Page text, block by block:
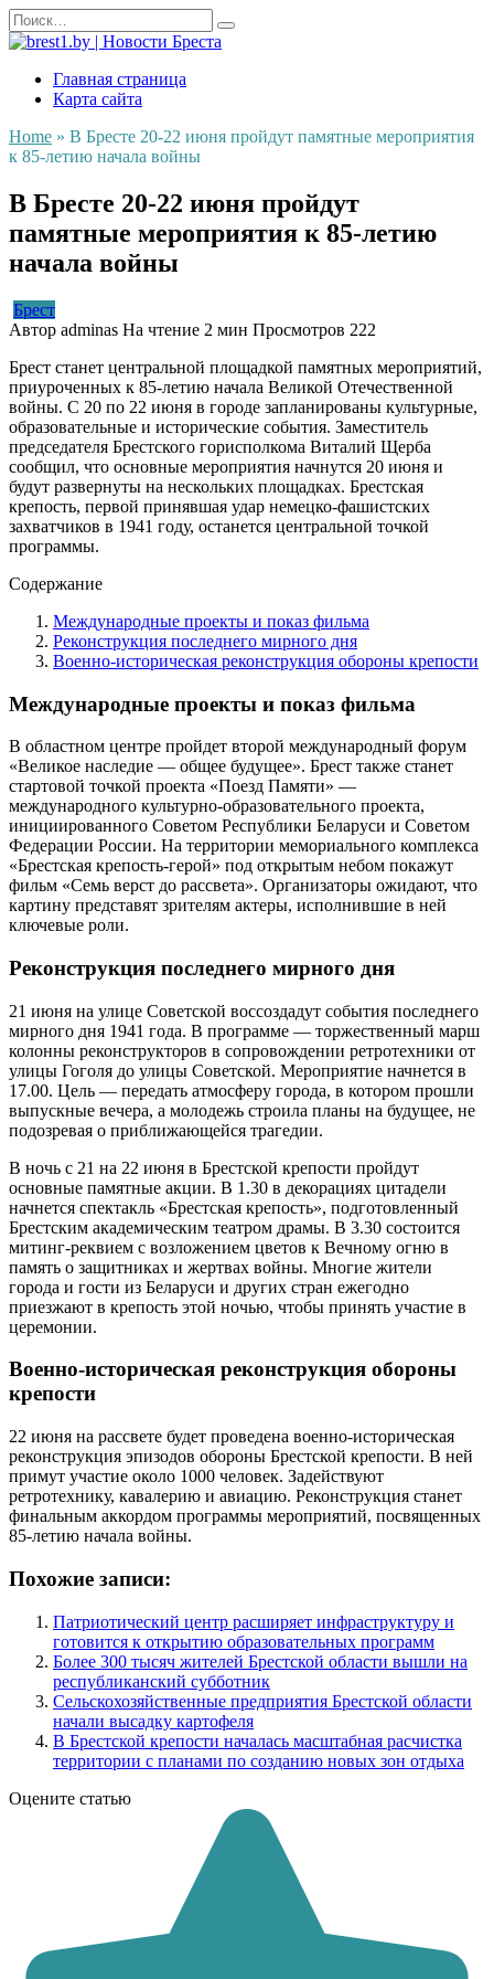
Перейти
к
содержанию
Search
for:
Главная страница
Карта сайта
Home » В Бресте 20-22 июня пройдут памятные мероприятия
к 85-летию начала войны
В Бресте 20-22 июня пройдут
памятные мероприятия к 85-летию
начала войны
Брест
Автор adminas На чтение 2 мин Просмотров 222
Брест станет центральной площадкой памятных мероприятий,
приуроченных к 85-летию начала Великой Отечественной
войны. С 20 по 22 июня в городе запланированы культурные,
образовательные и исторические события. Заместитель
председателя Брестского горисполкома Виталий Щерба
сообщил, что основные мероприятия начнутся 20 июня и
будут развернуты на нескольких площадках. Брестская
крепость, первой принявшая удар немецко-фашистских
захватчиков в 1941 году, останется центральной точкой
программы.
Содержание
Международные проекты и показ фильма
Реконструкция последнего мирного дня
Военно-историческая реконструкция обороны крепости
Международные проекты и показ фильма
В областном центре пройдет второй международный форум
«Великое наследие — общее будущее». Брест также станет
стартовой точкой проекта «Поезд Памяти» —
международного культурно-образовательного проекта,
инициированного Советом Республики Беларуси и Советом
Федерации России. На территории мемориального комплекса
«Брестская крепость-герой» под открытым небом покажут
фильм «Семь верст до рассвета». Организаторы ожидают, что
картину представят зрителям актеры, исполнившие в ней
ключевые роли.
Реконструкция последнего мирного дня
21 июня на улице Советской воссоздадут события последнего
мирного дня 1941 года. В программе — торжественный марш
колонны реконструкторов в сопровождении ретротехники от
улицы Гоголя до улицы Советской. Мероприятие начнется в
17.00. Цель — передать атмосферу города, в котором прошли
выпускные вечера, а молодежь строила планы на будущее, не
подозревая о приближающейся трагедии.
В ночь с 21 на 22 июня в Брестской крепости пройдут
основные памятные акции. В 1.30 в декорациях цитадели
начнется спектакль «Брестская крепость», подготовленный
Брестским академическим театром драмы. В 3.30 состоится
митинг-реквием с возложением цветов к Вечному огню в
память о защитниках и жертвах войны. Многие жители
города и гости из Беларуси и других стран ежегодно
приезжают в крепость этой ночью, чтобы принять участие в
церемонии.
Военно-историческая реконструкция обороны
крепости
22 июня на рассвете будет проведена военно-историческая
реконструкция эпизодов обороны Брестской крепости. В ней
примут участие около 1000 человек. Задействуют
ретротехнику, кавалерию и авиацию. Реконструкция станет
финальным аккордом программы мероприятий, посвященных
85-летию начала войны.
Похожие записи:
Патриотический центр расширяет инфраструктуру и
готовится к открытию образовательных программ
Более 300 тысяч жителей Брестской области вышли на
республиканский субботник
Сельскохозяйственные предприятия Брестской области
начали высадку картофеля
В Брестской крепости началась масштабная расчистка
территории с планами по созданию новых зон отдыха
Оцените статью